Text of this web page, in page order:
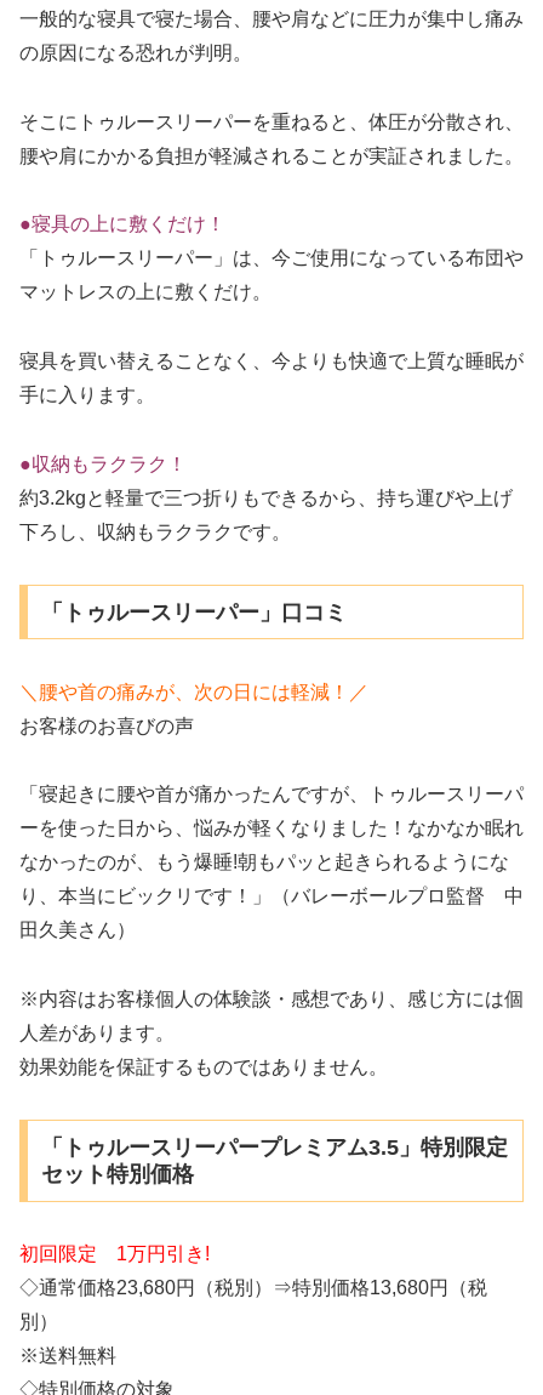
一般的な寝具で寝た場合、腰や肩などに圧力が集中し痛み
の原因になる恐れが判明。
そこにトゥルースリーパーを重ねると、体圧が分散され、
腰や肩にかかる負担が軽減されることが実証されました。
●寝具の上に敷くだけ！
「トゥルースリーパー」は、今ご使用になっている布団や
マットレスの上に敷くだけ。
寝具を買い替えることなく、今よりも快適で上質な睡眠が
手に入ります。
●収納もラクラク！
約3.2kgと軽量で三つ折りもできるから、持ち運びや上げ
下ろし、収納もラクラクです。
「トゥルースリーパー」口コミ
＼腰や首の痛みが、次の日には軽減！／
お客様のお喜びの声
「寝起きに腰や首が痛かったんですが、トゥルースリーパ
ーを使った日から、悩みが軽くなりました！なかなか眠れ
なかったのが、もう爆睡!朝もパッと起きられるようにな
り、本当にビックリです！」（バレーボールプロ監督 中
田久美さん）
※内容はお客様個人の体験談・感想であり、感じ方には個
人差があります。
効果効能を保証するものではありません。
「トゥルースリーパープレミアム3.5」特別限定
セット特別価格
初回限定 1万円引き!
◇通常価格23,680円（税別）⇒特別価格13,680円（税
別）
※送料無料
◇特別価格の対象